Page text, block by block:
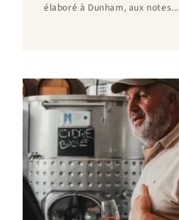
élaboré à Dunham, aux notes...